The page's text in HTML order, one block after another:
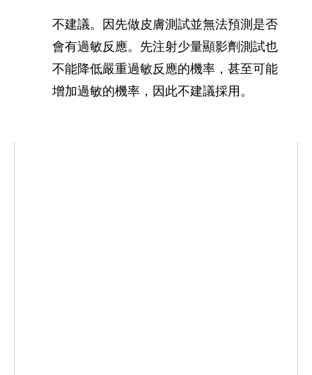
不建議。因先做皮膚測試並無法預測是否
會有過敏反應。先注射少量顯影劑測試也
不能降低嚴重過敏反應的機率，甚至可能
增加過敏的機率，因此不建議採用。